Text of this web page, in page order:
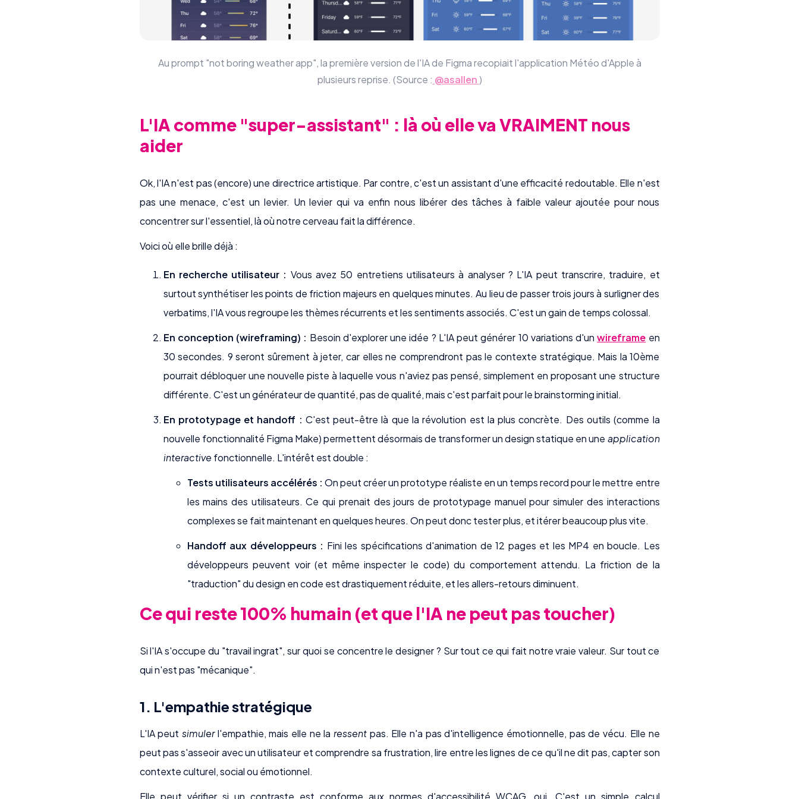
Au prompt "not boring weather app", la première version de l'IA de Figma recopiait l'application Météo d'Apple à
plusieurs reprise. (Source : @asallen)
L'IA comme "super-assistant" : là où elle va VRAIMENT nous
aider
Ok, l'IA n'est pas (encore) une directrice artistique. Par contre, c'est un assistant d'une efficacité redoutable. Elle n'est
pas une menace, c'est un levier. Un levier qui va enfin nous libérer des tâches à faible valeur ajoutée pour nous
concentrer sur l'essentiel, là où notre cerveau fait la différence.
Voici où elle brille déjà :
En recherche utilisateur : Vous avez 50 entretiens utilisateurs à analyser ? L'IA peut transcrire, traduire, et
surtout synthétiser les points de friction majeurs en quelques minutes. Au lieu de passer trois jours à surligner des
verbatims, l'IA vous regroupe les thèmes récurrents et les sentiments associés. C'est un gain de temps colossal.
En conception (wireframing) : Besoin d'explorer une idée ? L'IA peut générer 10 variations d'unwireframe en
30 secondes. 9 seront sûrement à jeter, car elles ne comprendront pas le contexte stratégique. Mais la 10ème
pourrait débloquer une nouvelle piste à laquelle vous n'aviez pas pensé, simplement en proposant une structure
différente. C'est un générateur de quantité, pas de qualité, mais c'est parfait pour le brainstorming initial.
En prototypage et handoff : C'est peut-être là que la révolution est la plus concrète. Des outils (comme la
nouvelle fonctionnalité Figma Make) permettent désormais de transformer un design statique en une application
interactive fonctionnelle. L'intérêt est double :
Tests utilisateurs accélérés : On peut créer un prototype réaliste en un temps record pour le mettre entre
les mains des utilisateurs. Ce qui prenait des jours de prototypage manuel pour simuler des interactions
complexes se fait maintenant en quelques heures. On peut donc tester plus, et itérer beaucoup plus vite.
Handoff aux développeurs : Fini les spécifications d'animation de 12 pages et les MP4 en boucle. Les
développeurs peuvent voir (et même inspecter le code) du comportement attendu. La friction de la
"traduction" du design en code est drastiquement réduite, et les allers-retours diminuent.
Ce qui reste 100% humain (et que l'IA ne peut pas toucher)
Si l'IA s'occupe du "travail ingrat", sur quoi se concentre le designer ? Sur tout ce qui fait notre vraie valeur. Sur tout ce
qui n'est pas "mécanique".
1. L'empathie stratégique
L'IA peut simulerl'empathie, mais elle ne la ressentpas. Elle n'a pas d'intelligence émotionnelle, pas de vécu. Elle ne
peut pas s'asseoir avec un utilisateur et comprendre sa frustration, lire entre les lignes de ce qu'il ne dit pas, capter son
contexte culturel, social ou émotionnel.
Elle peut vérifier si un contraste est conforme aux normes d'accessibilité WCAG, oui. C'est un simple calcul